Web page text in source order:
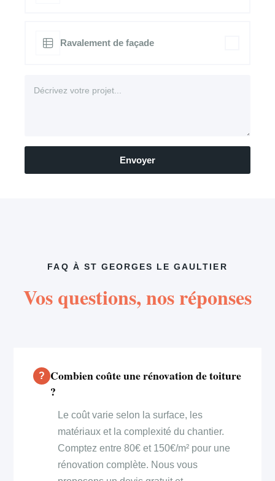
Ravalement de façade
Envoyer
FAQ À ST GEORGES LE GAULTIER
Vos questions, nos réponses
Combien coûte une rénovation de toiture
?
Le coût varie selon la surface, les
matériaux et la complexité du chantier.
Comptez entre 80€ et 150€/m² pour une
rénovation complète. Nous vous